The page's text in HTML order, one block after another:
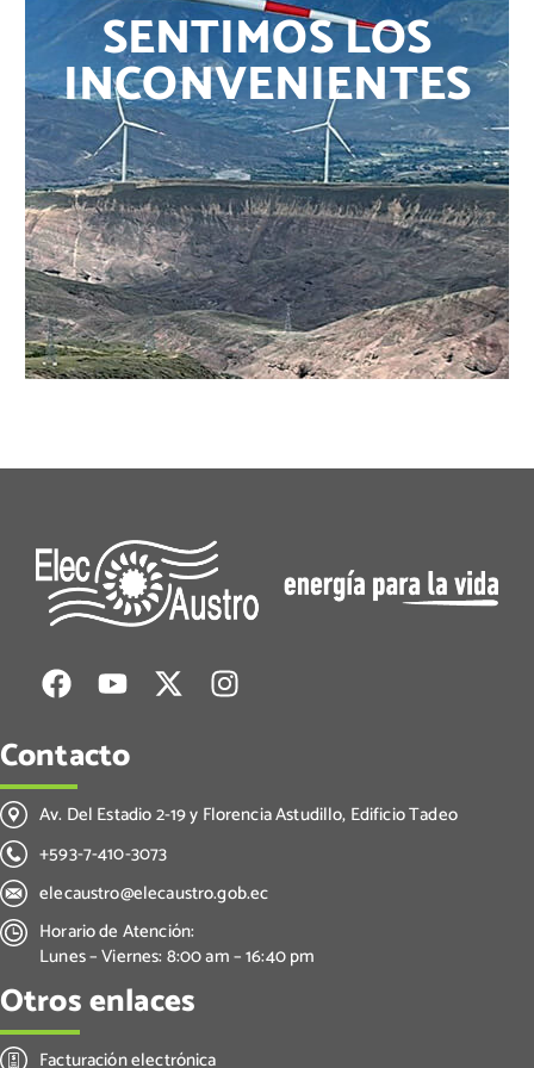
SENTIMOS LOS
INCONVENIENTES
Contacto
Av. Del Estadio 2-19 y Florencia Astudillo, Edificio Tadeo
+593-7-410-3073
elecaustro@elecaustro.gob.ec
Horario de Atención:
Lunes – Viernes: 8:00 am – 16:40 pm
Otros enlaces
Facturación electrónica